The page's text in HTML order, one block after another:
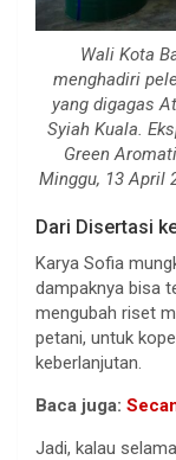
Wali Kota
menghadiri
yang digagas
Syiah Kuala.
Green
Minggu, 13 April
Dari Disertasi
Karya Sofia
dampaknya bisa
mengubah riset
petani, untuk
keberlanjutan.
Baca juga:
Jadi, kalau